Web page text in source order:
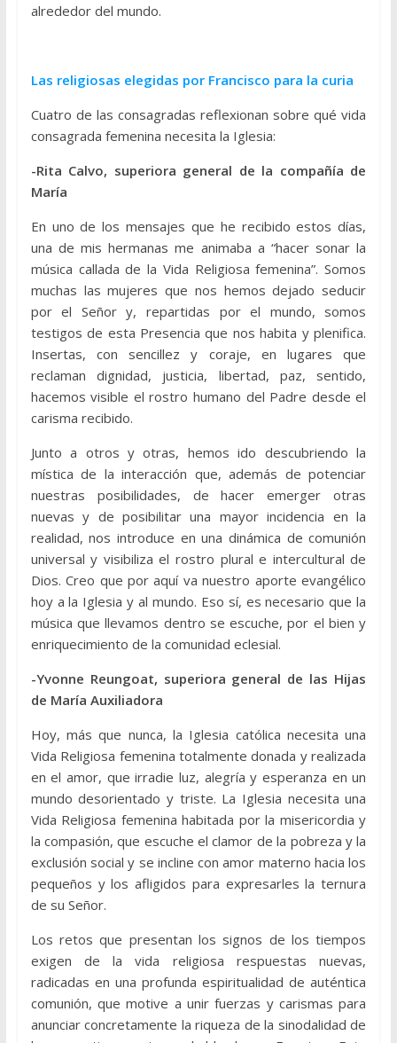
alrededor del mundo.
Las religiosas elegidas por Francisco para la curia
Cuatro de las consagradas reflexionan sobre qué vida
consagrada femenina necesita la Iglesia:
-Rita Calvo, superiora general de la compañía de
María
En uno de los mensajes que he recibido estos días,
una de mis hermanas me animaba a “hacer sonar la
música callada de la Vida Religiosa femenina”. Somos
muchas las mujeres que nos hemos dejado seducir
por el Señor y, repartidas por el mundo, somos
testigos de esta Presencia que nos habita y plenifica.
Insertas, con sencillez y coraje, en lugares que
reclaman dignidad, justicia, libertad, paz, sentido,
hacemos visible el rostro humano del Padre desde el
carisma recibido.
Junto a otros y otras, hemos ido descubriendo la
mística de la interacción que, además de potenciar
nuestras posibilidades, de hacer emerger otras
nuevas y de posibilitar una mayor incidencia en la
realidad, nos introduce en una dinámica de comunión
universal y visibiliza el rostro plural e intercultural de
Dios. Creo que por aquí va nuestro aporte evangélico
hoy a la Iglesia y al mundo. Eso sí, es necesario que la
música que llevamos dentro se escuche, por el bien y
enriquecimiento de la comunidad eclesial.
-Yvonne Reungoat, superiora general de las Hijas
de María Auxiliadora
Hoy, más que nunca, la Iglesia católica necesita una
Vida Religiosa femenina totalmente donada y realizada
en el amor, que irradie luz, alegría y esperanza en un
mundo desorientado y triste. La Iglesia necesita una
Vida Religiosa femenina habitada por la misericordia y
la compasión, que escuche el clamor de la pobreza y la
exclusión social y se incline con amor materno hacia los
pequeños y los afligidos para expresarles la ternura
de su Señor.
Los retos que presentan los signos de los tiempos
exigen de la vida religiosa respuestas nuevas,
radicadas en una profunda espiritualidad de auténtica
comunión, que motive a unir fuerzas y carismas para
anunciar concretamente la riqueza de la sinodalidad de